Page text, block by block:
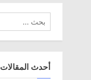
t
البحث
عن:
أحدث المقالات